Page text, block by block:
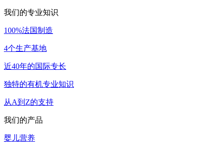
我们的专业知识
100%法国制造
4个生产基地
近40年的国际专长
独特的有机专业知识
从A到Z的支持
我们的产品
婴儿营养